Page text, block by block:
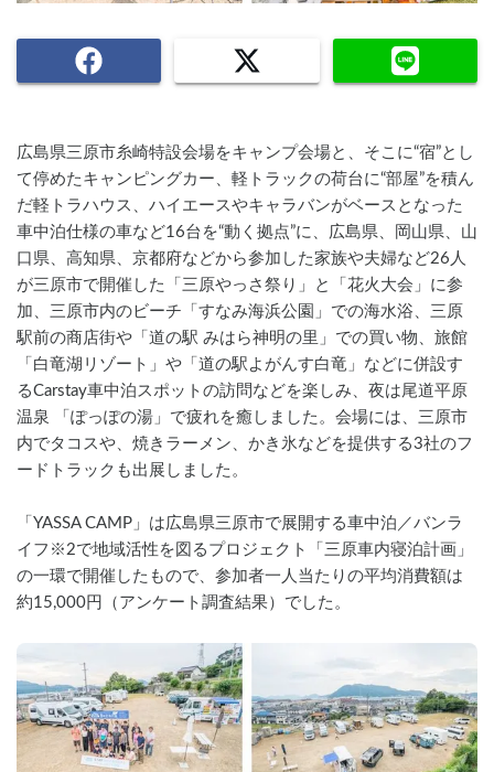
広島県三原市糸崎特設会場をキャンプ会場と、そこに“宿”とし
て停めたキャンピングカー、軽トラックの荷台に“部屋”を積ん
だ軽トラハウス、ハイエースやキャラバンがベースとなった
車中泊仕様の車など16台を“動く拠点”に、広島県、岡山県、山
口県、高知県、京都府などから参加した家族や夫婦など26人
が三原市で開催した「三原やっさ祭り」と「花火大会」に参
加、三原市内のビーチ「すなみ海浜公園」での海水浴、三原
駅前の商店街や「道の駅 みはら神明の里」での買い物、旅館
「白竜湖リゾート」や「道の駅よがんす白竜」などに併設す
るCarstay車中泊スポットの訪問などを楽しみ、夜は尾道平原
温泉 「ぽっぽの湯」で疲れを癒しました。会場には、三原市
内でタコスや、焼きラーメン、かき氷などを提供する3社のフ
ードトラックも出展しました。
「YASSA CAMP」は広島県三原市で展開する車中泊／バンラ
イフ※2で地域活性を図るプロジェクト「三原車内寝泊計画」
の一環で開催したもので、参加者一人当たりの平均消費額は
約15,000円（アンケート調査結果）でした。